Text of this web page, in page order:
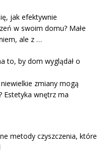
jak efektywnie
w swoim domu? Małe
ale z …
to, by dom wyglądał o
zmiany mogą
Estetyka wnętrz ma
metody czyszczenia, które